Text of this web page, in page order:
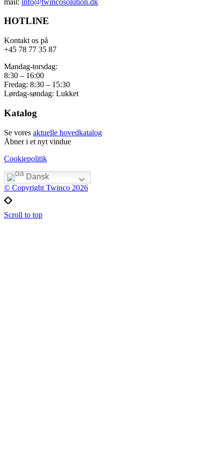
HOTLINE
Kontakt os på
+45 78 77 35 87
Mandag-torsdag:
8:30 – 16:00
Fredag: 8:30 – 15:30
Lørdag-søndag: Lukket
Katalog
Se vores aktuelle hovedkatalog
Åbner i et nyt vindue
Cookiepolitik
Dansk
© Copyright Twinco 2026
Scroll to top